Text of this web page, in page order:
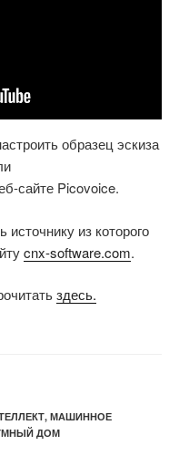
образец эскиза
сайте Picovoice.
из которого
cnx-software.com.
здесь.
, МАШИННОЕ
ДОМ